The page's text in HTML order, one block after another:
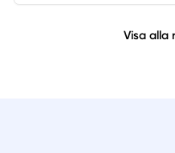
Visa alla